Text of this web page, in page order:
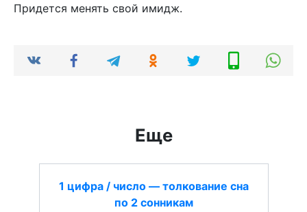
Придется менять свой имидж.
Еще
1 цифра / число — толкование сна
по 2 сонникам